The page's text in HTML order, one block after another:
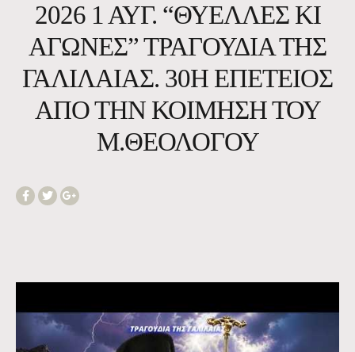
2026 1 ΑΥΓ. “ΘΥΕΛΛΕΣ ΚΙ
ΑΓΩΝΕΣ” ΤΡΑΓΟΎΔΙΑ ΤΗΣ
ΓΑΛΙΛΑΙΑΣ. 30Η ΕΠΈΤΕΙΟΣ
ΑΠΌ ΤΗΝ ΚΟΊΜΗΣΗ ΤΟΥ
Μ.ΘΕΟΛΌΓΟΥ